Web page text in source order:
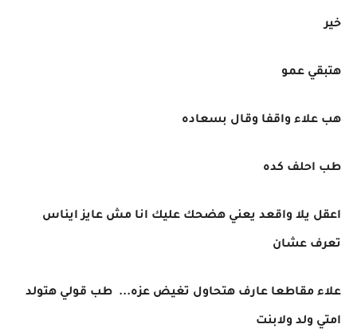
خير
هتبقي عمو
هب علاء واقفا وقال بسعاده
طب احلف كده
اعقل يلا واقعد يعني هضحك عليك انا مش عايز ايناس
تعرف عشان
علاء مقاطعا عارف هتحاول تغيض عزه... طب قولي هتولد
امتي ولد ولابنت